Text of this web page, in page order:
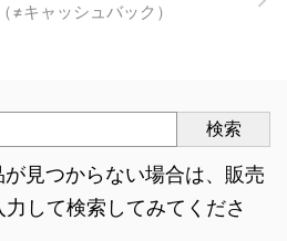
≠キャッシュバック）
検索
見つからない場合は、販売
して検索してみてくださ